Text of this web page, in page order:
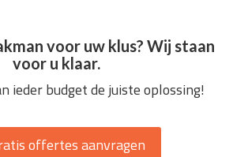
voor uw klus? Wij staan
voor u klaar.
ieder budget de juiste oplossing!
offertes aanvragen